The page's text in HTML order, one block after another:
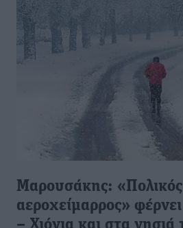
Μαρουσάκης: «Πολικός
αεροχείμαρρος»